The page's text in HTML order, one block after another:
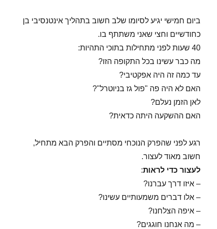
ביום חמישי יגיע לסיומו שלב חשוב בתהליך אינטנסיבי בן
כחודשיים וחצי שאני משתתף בו.
40 שעות לפני מתחילות בתוכי התהיות:
מה כבר עשינו בכל התקופה הזו?
עד כמה זה היה אפקטיבי?
האם לא היה פה "פול גז בניוטרל"?
לאן הזמן נעלם?
האם ההשקעה היתה כדאית?
רגע לפני שהפרק הנוכחי מסתיים והפרק הבא מתחיל,
חשוב מאוד לעצור.
לעצור כדי לראות:
– איזו דרך עברנו?
– אלו דברים משמעותיים עשינו?
– איפה הצלחנו?
– מה אנחנו חוגגים?